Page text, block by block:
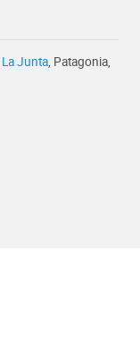
La Junta, Patagonia,